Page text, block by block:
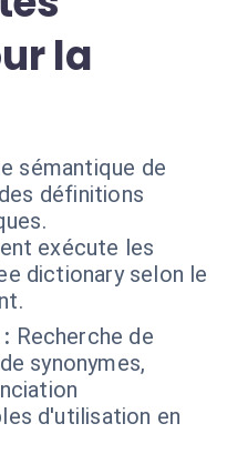
la
sémantique de
définitions
exécute les
dictionary selon le
Recherche de
synonymes,
d'utilisation en